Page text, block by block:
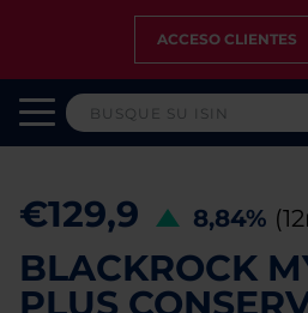
ACCESO CLIENTES
€129,9 8,84%
BLACKROCK
PLUS